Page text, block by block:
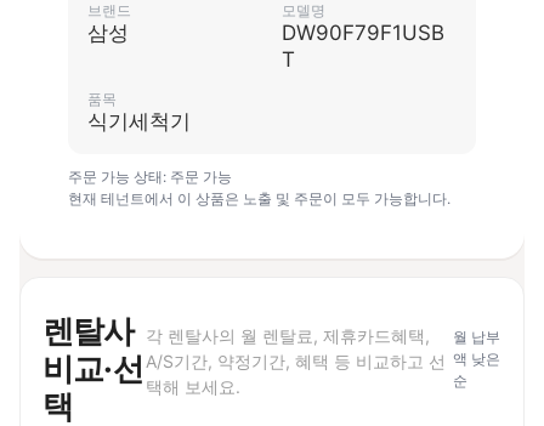
브랜드
삼성
모델명
DW90F79F1USB
T
품목
식기세척기
주문 가능 상태: 주문 가능
현재 테넌트에서 이 상품은 노출 및 주문이 모두 가능합니다.
렌탈사
비교·선
택
각 렌탈사의 월 렌탈료, 제휴카드혜택,
A/S기간, 약정기간, 혜택 등 비교하고 선
택해 보세요.
월 납부
액 낮은
순